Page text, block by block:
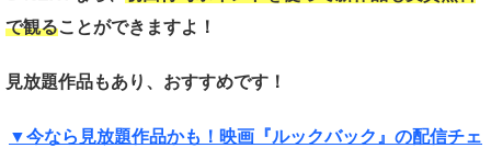
で観ることができますよ！
見放題作品もあり、おすすめです！
▼今なら見放題作品かも！映画『ルックバック』の配信チェ